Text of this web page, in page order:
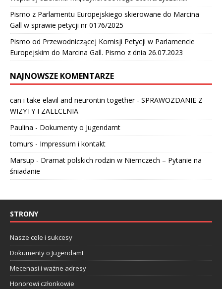
Pismo z Parlamentu Europejskiego skierowane do Marcina
Gall w sprawie petycji nr 0176/2025
Pismo od Przewodniczącej Komisji Petycji w Parlamencie
Europejskim do Marcina Gall. Pismo z dnia 26.07.2023
NAJNOWSZE KOMENTARZE
can i take elavil and neurontin together- SPRAWOZDANIE Z
WIZYTY I ZALECENIA
Paulina - Dokumenty o Jugendamt
tomurs - Impressum i kontakt
Marsup - Dramat polskich rodzin w Niemczech – Pytanie na
śniadanie
STRONY
Nasze cele i sukcesy
Dokumenty o Jugendamt
Mecenasi i ważne adresy
Honorowi członkowie